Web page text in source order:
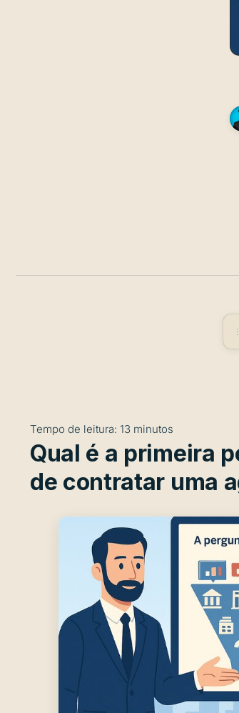
Tempo de leitura: 13 minutos
Qual é a primeira
de contratar uma